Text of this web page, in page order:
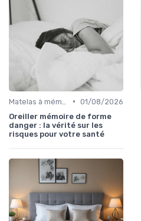
• 01/08/2026
Oreiller mémoire de forme
danger : la vérité sur les
risques pour votre santé